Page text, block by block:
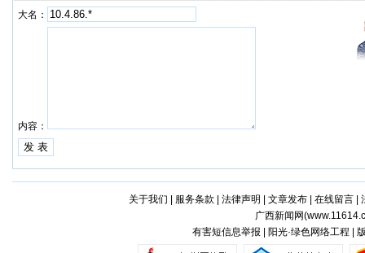
大名：
内容：
关于我们 服务条款 法律声明 文章发布| 在线留言|
广西新闻网(
有害短信息举报 | 阳光·绿色网络工程 |